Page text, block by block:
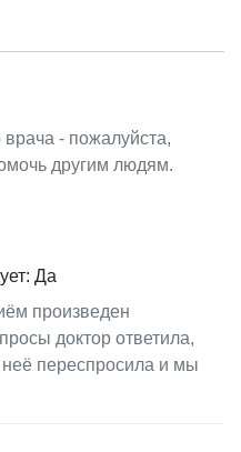
- пожалуйста,
другим людям.
Да
произведен
доктор ответила,
переспросила и мы